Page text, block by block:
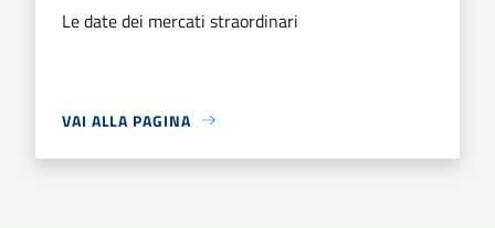
Le date dei mercati straordinari
VAI ALLA PAGINA